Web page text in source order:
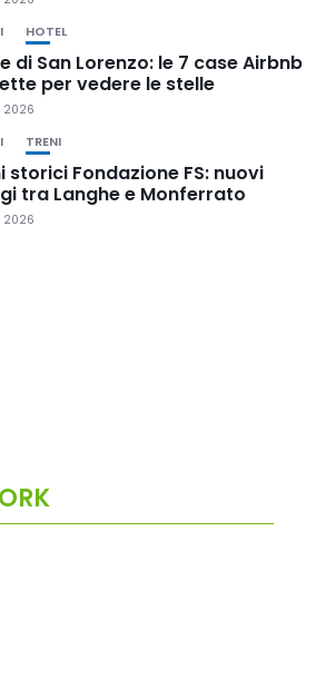
HOTEL
di San Lorenzo: le 7 case Airbnb
per vedere le stelle
2026
TRENI
storici Fondazione FS: nuovi
tra Langhe e Monferrato
2026